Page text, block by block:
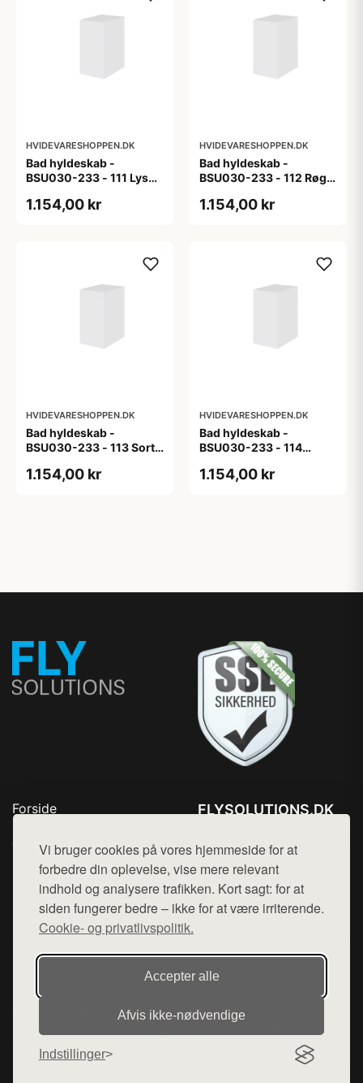
Vi bruger cookies på vores hjemmeside for at
forbedre din oplevelse, vise mere relevant
indhold og analysere trafikken. Kort sagt: for at
siden fungerer bedre – ikke for at være irriterende.
Cookie- og privatlivspolitik.
Accepter alle
Afvis ikke‑nødvendige
Indstillinger
HVIDEVARESHOPPEN.DK
Bad hyldeskab -
BSU030-233 - 111 Lys
1.154,00 kr
HVIDEVARESHOPPEN.DK
Bad hyldeskab -
BSU030-233 - 112 Røget
1.154,00 kr
HVIDEVARESHOPPEN.DK
Bad hyldeskab -
BSU030-233 - 113 Sort
1.154,00 kr
HVIDEVARESHOPPEN.DK
Bad hyldeskab -
BSU030-233 - 114
m/eg ABS-kant
1.154,00 kr
Forside
Top Rabatter
Blog
Kontakt
FLYSOLUTIONS.DK
Mail: hej@want.dk
Cookie- og privatlivspolitik
Denne side er en del af want.dk, der udgiver en række
hjemmesider med præsentation af forskellige produkter fra
diverse webshops. Der sælges ikke varer fra denne side - vi
henviser til de shops, som sælger varen. Vi har heller ikke
varerne på lager.